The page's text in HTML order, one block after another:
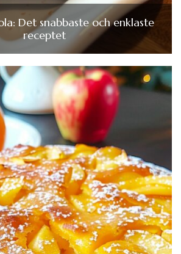
Det snabbaste och enklaste
receptet